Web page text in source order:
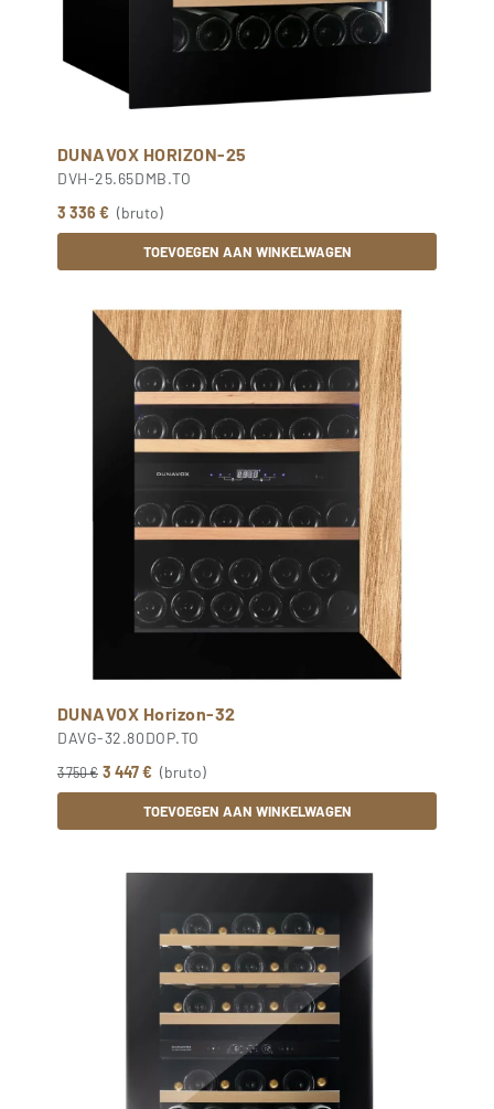
DUNAVOX HORIZON-25
DVH-25.65DMB.TO
3 336 € (bruto)
TOEVOEGEN AAN WINKELWAGEN
DUNAVOX Horizon-32
DAVG-32.80DOP.TO
3 750 € 3 447 € (bruto)
TOEVOEGEN AAN WINKELWAGEN